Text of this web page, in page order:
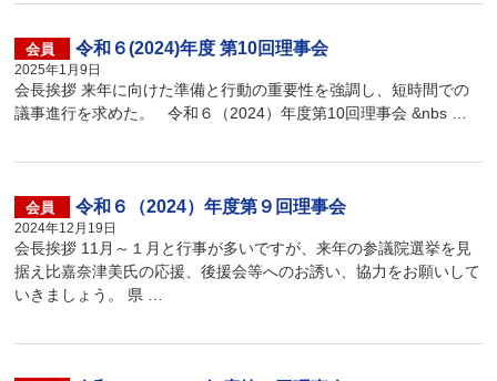
会員 令和６(2024)年度 第10回理事会
2025年1月9日
会長挨拶 来年に向けた準備と行動の重要性を強調し、短時間での
議事進行を求めた。 令和６（2024）年度第10回理事会 &nbs …
会員 令和６（2024）年度第９回理事会
2024年12月19日
会長挨拶 11月～１月と行事が多いですが、来年の参議院選挙を見
据え比嘉奈津美氏の応援、後援会等へのお誘い、協力をお願いして
いきましょう。 県 …